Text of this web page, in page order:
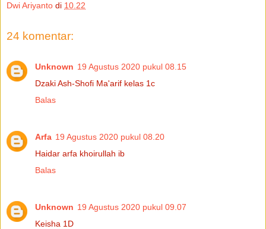
Dwi Ariyanto di 10.22
24 komentar:
Unknown 19 Agustus 2020 pukul 08.15
Dzaki Ash-Shofi Ma'arif kelas 1c
Balas
Arfa 19 Agustus 2020 pukul 08.20
Haidar arfa khoirullah ib
Balas
Unknown 19 Agustus 2020 pukul 09.07
Keisha 1D